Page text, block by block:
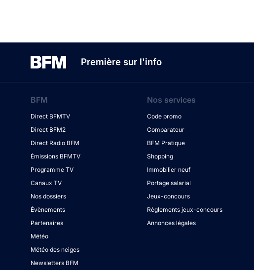
Première sur l'info
BFM
Direct BFMTV
Direct BFM2
Direct Radio BFM
Émissions BFMTV
Programme TV
Canaux TV
Nos dossiers
Évènements
Partenaires
Météo
Météo des neiges
Newsletters BFM
Nos services
Code promo
Comparateur
BFM Pratique
Shopping
Immobilier neuf
Portage salarial
Jeux-concours
Règlements jeux-concours
Annonces légales